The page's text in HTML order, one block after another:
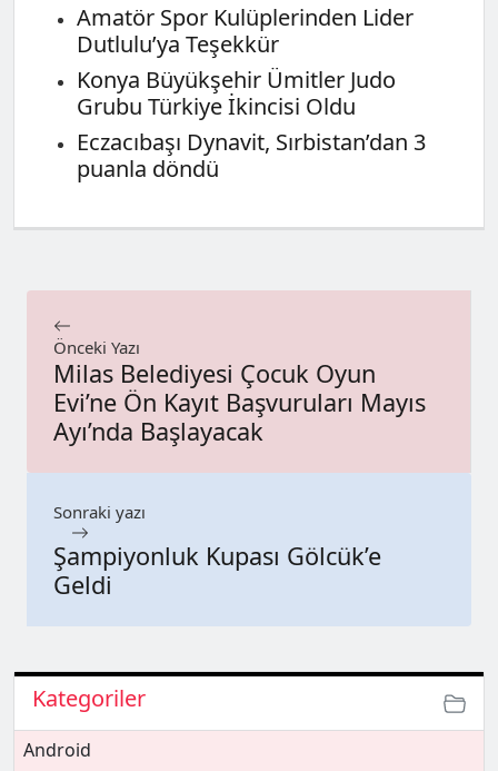
Amatör Spor Kulüplerinden Lider
Dutlulu’ya Teşekkür
Konya Büyükşehir Ümitler Judo
Grubu Türkiye İkincisi Oldu
Eczacıbaşı Dynavit, Sırbistan’dan 3
puanla döndü
Önceki Yazı
Milas Belediyesi Çocuk Oyun
Evi’ne Ön Kayıt Başvuruları Mayıs
Ayı’nda Başlayacak
Sonraki yazı
Şampiyonluk Kupası Gölcük’e
Geldi
Kategoriler
Android